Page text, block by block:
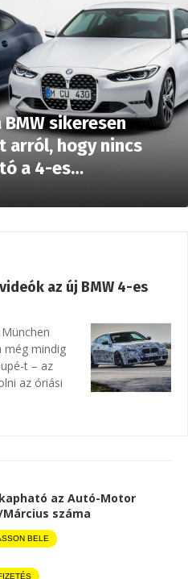
sikeresen
arról, hogy nincs
a 4-es…
az új BMW 4-es
még mindig
t – az
az óriási
az Autó-Motor
Március száma
BELE